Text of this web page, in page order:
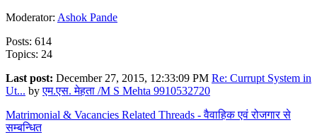
Moderator: Ashok Pande
Posts: 614
Topics: 24
Last post: December 27, 2015, 12:33:09 PM Re: Currupt System in
Ut... byएम.एस. मेहता /M S Mehta 9910532720
Matrimonial & Vacancies Related Threads - वैवाहिक एवं रोजगार से
सम्बन्धित